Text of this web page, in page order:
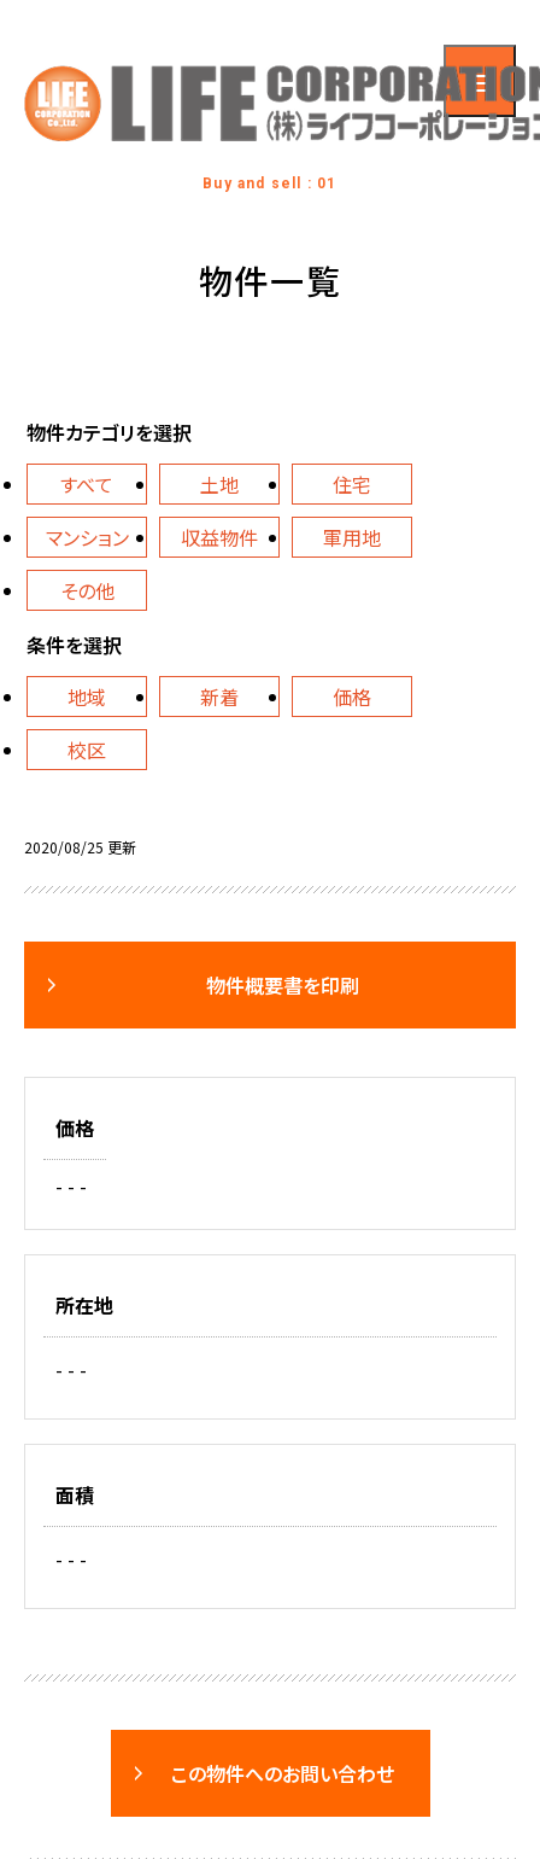
Buy and sell : 01
物件一覧
物件カテゴリを選択
すべて
土地
住宅
マンション
収益物件
軍用地
その他
条件を選択
地域
新着
価格
校区
2020/08/25 更新
物件概要書を印刷
価格
- - -
所在地
- - -
面積
- - -
この物件へのお問い合わせ